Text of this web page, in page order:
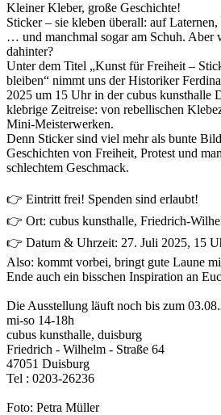
Kleiner Kleber, große Geschichte!
Sticker – sie kleben überall: auf
… und manchmal sogar am Schuh. Aber
dahinter?
Unter dem Titel „Kunst für Freiheit –
bleiben“ nimmt uns der Historiker
2025 um 15 Uhr in der cubus kunsthalle
klebrige Zeitreise: von rebellischen
Mini-Meisterwerken.
Denn Sticker sind viel mehr als bunte
Geschichten von Freiheit, Protest und
schlechtem Geschmack.
👉 Eintritt frei! Spenden sind erlaubt!
👉 Ort: cubus kunsthalle, Friedrich-
👉 Datum & Uhrzeit: 27. Juli 2025, 15
Also: kommt vorbei, bringt gute Laune
Ende auch ein bisschen Inspiration an
Die Ausstellung läuft noch bis zum
mi-so 14-18h
cubus kunsthalle, duisburg
Friedrich - Wilhelm - Straße 64
47051 Duisburg
Tel : 0203-26236
Foto: Petra Müller